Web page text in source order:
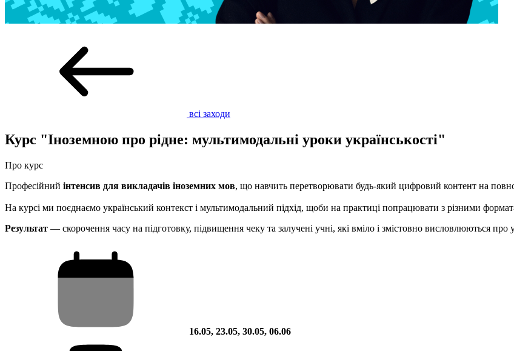
всі заходи
Курс "Іноземною про рідне: мультимодальні уроки українськості"
Про курс
Професійний інтенсив для викладачів іноземних мов, що навчить перетворювати будь-який цифровий контент на
На курсі ми поєднаємо український контекст і мультимодальний підхід, щоби на практиці попрацювати з різними
Результат — скорочення часу на підготовку, підвищення чеку та залучені учні, які вміло і змістовно висловлюються
16.05, 23.05, 30.05, 06.06